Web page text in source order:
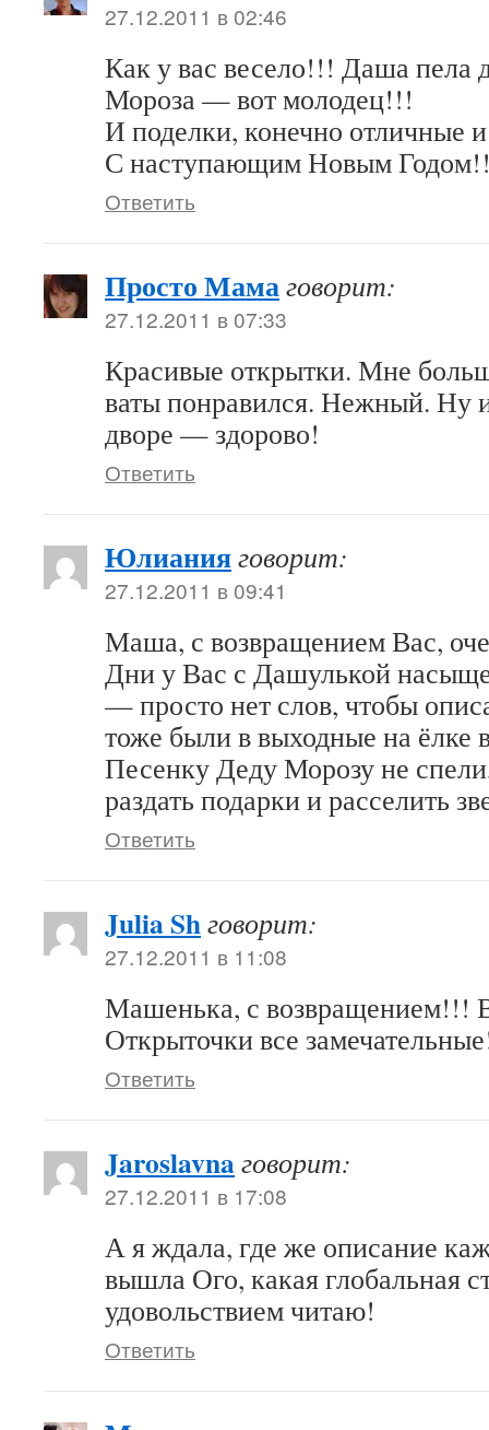
27.12.2011 в 02:46
Как у вас весело!!! Даша пела
Мороза — вот молодец!!!
И поделки, конечно отличные
С наступающим Новым
Ответить
Просто Мамаговорит:
27.12.2011 в 07:33
Красивые открытки. Мне
ваты понравился. Нежный. Ну
дворе — здорово!
Ответить
Юлианияговорит:
27.12.2011 в 09:41
Маша, с возвращением Вас,
Дни у Вас с Дашулькой
— просто нет слов, чтобы
тоже были в выходные на ёлке
Песенку Деду Морозу не
раздать подарки и расселить
Ответить
Julia Shговорит:
27.12.2011 в 11:08
Машенька, с возвращением!!!
Открыточки все
Ответить
Jaroslavnaговорит:
27.12.2011 в 17:08
А я ждала, где же описание
вышла Ого, какая глобальная
удовольствием читаю!
Ответить